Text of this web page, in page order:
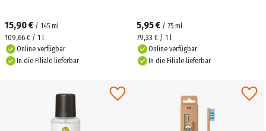
15,90 € / 145 ml
109,66 € / 1 l
Online verfügbar
In die Filiale lieferbar
5,95 € / 75 ml
79,33 € / 1 l
Online verfügbar
In die Filiale lieferbar